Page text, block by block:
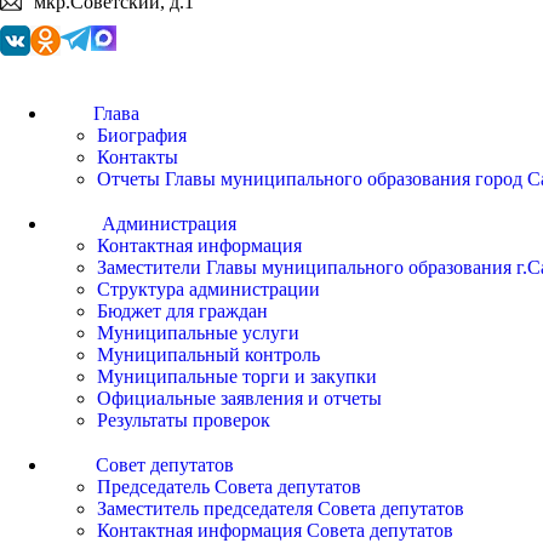
Глава
Биография
Контакты
Отчеты Главы муниципального образования город
Администрация
Контактная информация
Заместители Главы муниципального образования
Структура администрации
Бюджет для граждан
Муниципальные услуги
Муниципальный контроль
Муниципальные торги и закупки
Официальные заявления и отчеты
Результаты проверок
Совет депутатов
Председатель Совета депутатов
Заместитель председателя Совета депутатов
Контактная информация Совета депутатов